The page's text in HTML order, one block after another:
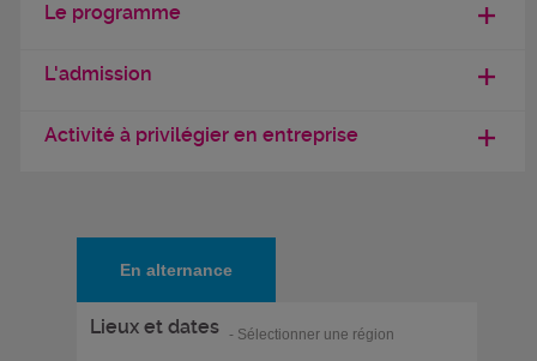
Le programme
L'admission
Activité à privilégier en entreprise
En alternance
Lieux et dates - Sélectionner une région